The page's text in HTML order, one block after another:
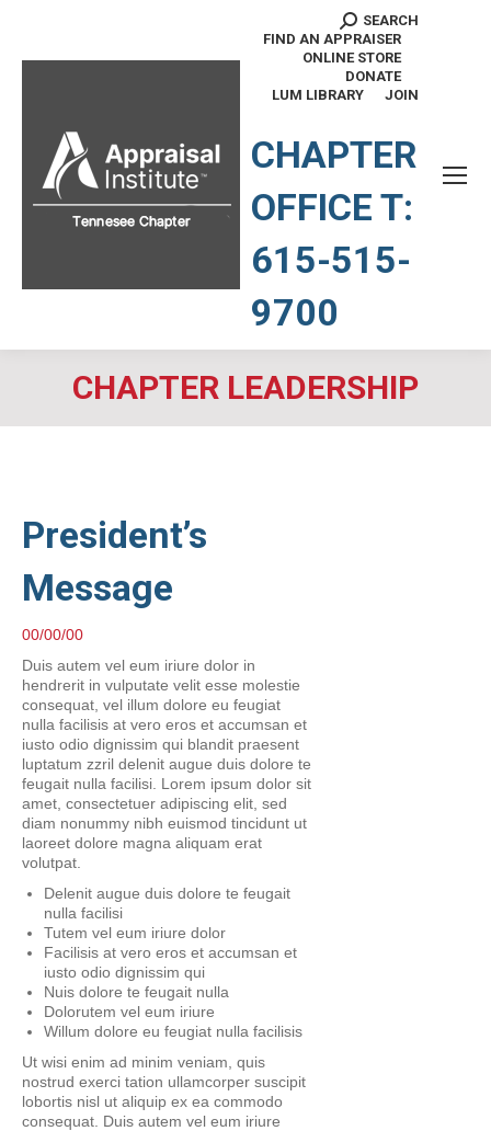
Search:
SEARCH
FIND AN APPRAISER
ONLINE STORE
DONATE
LUM LIBRARY
JOIN
CHAPTER
OFFICE T:
615-515-
9700
CHAPTER LEADERSHIP
President’s
Message
00/00/00
Duis autem vel eum iriure dolor in
hendrerit in vulputate velit esse molestie
consequat, vel illum dolore eu feugiat
nulla facilisis at vero eros et accumsan et
iusto odio dignissim qui blandit praesent
luptatum zzril delenit augue duis dolore te
feugait nulla facilisi. Lorem ipsum dolor sit
amet, consectetuer adipiscing elit, sed
diam nonummy nibh euismod tincidunt ut
laoreet dolore magna aliquam erat
volutpat.
Delenit augue duis dolore te feugait
nulla facilisi
Tutem vel eum iriure dolor
Facilisis at vero eros et accumsan et
iusto odio dignissim qui
Nuis dolore te feugait nulla
Dolorutem vel eum iriure
Willum dolore eu feugiat nulla facilisis
Ut wisi enim ad minim veniam, quis
nostrud exerci tation ullamcorper suscipit
lobortis nisl ut aliquip ex ea commodo
consequat. Duis autem vel eum iriure